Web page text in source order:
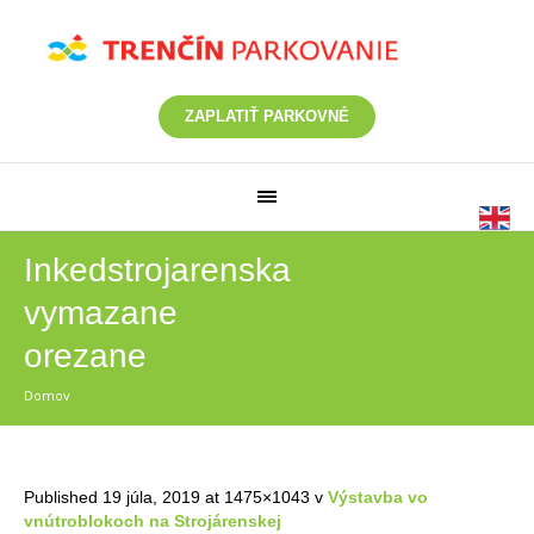
ZAPLATIŤ PARKOVNÉ
Inkedstrojarenska
vymazane
orezane
Domov
Published 19 júla, 2019 at 1475×1043 v Výstavba vo
vnútroblokoch na Strojárenskej